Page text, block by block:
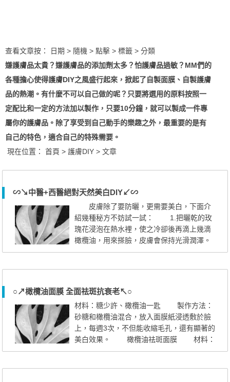
查看文章按： 日期 > 隨機 > 點擊 > 標籤 > 分類
嫌護膚品太貴？嫌護膚品的添加劑太多？怕護膚品過敏？MM們的
各種擔心使得護膚DIY之風盛行起來，掀起了自製面膜、自製護膚
品的熱潮。有什麼不可以自己做的呢？只要將選用的原料按照一
定配比和一定的方法加以製作，只要10分鐘，就可以製成一件專
屬你的護膚品。除了享受到自己動手的樂趣之外，最重要的是有
自己的特色，適合自己的特殊需要。
現在位置：首頁 >護膚DIY > 文章
∽↘中醫+西醫絕對天然美白DIY↙∽
皮膚除了要防曬，更需要美白，下面介
紹幾種秘方不妨試一試： 1.把曬乾的玫
瑰花浸泡在熱水裡，使之冷卻後再滴上幾滴
橄欖油，用來搽臉，皮膚會保持光滑潤澤。
2.冬桑葉煎濃汁裝瓶收貯備用，每天早
皮6克、桃花12克，混合研成細末，飯後用米
湯調服，一日三次，連服數月，面部會變得
白嫩而光滑。 4.曬過的皮膚出...
○↗橄欖油面膜 全面祛斑抗衰老↖○
材料：糖少許、橄欖油一匙 製作方法：
砂糖和橄欖油混合，放入面膜紙浸透敷於臉
上，每週3次，不但能收縮毛孔，還有顯著的
美白效果。 橄欖油祛斑面膜 材料：
橄欖油一匙、蜂蜜少許、紗布或面膜紙一塊